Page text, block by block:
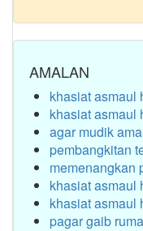
AMALAN
khasiat asmaul
khasiat asmaul
agar mudik
pembangkitan
memenangkan
khasiat asmaul
khasiat asmaul
pagar gaib